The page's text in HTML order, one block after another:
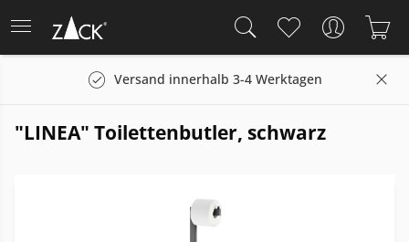
Versand innerhalb 3-4 Werktagen
"LINEA" Toilettenbutler, schwarz